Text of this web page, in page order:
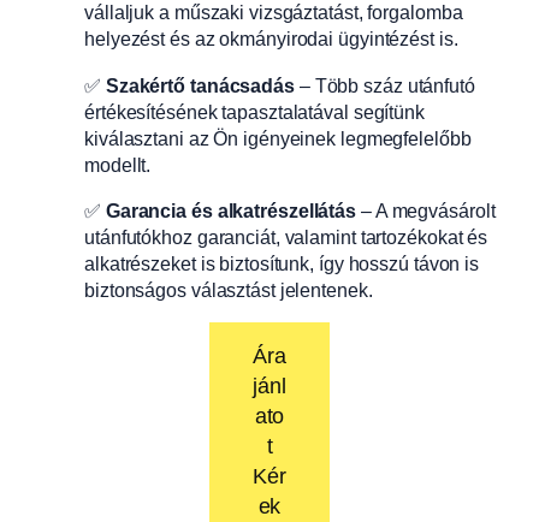
vállaljuk a műszaki vizsgáztatást, forgalomba
helyezést és az okmányirodai ügyintézést is.
✅ Szakértő tanácsadás– Több száz utánfutó
értékesítésének tapasztalatával segítünk
kiválasztani az Ön igényeinek legmegfelelőbb
modellt.
✅ Garancia és alkatrészellátás – A megvásárolt
utánfutókhoz garanciát, valamint tartozékokat és
alkatrészeket is biztosítunk, így hosszú távon is
biztonságos választást jelentenek.
Ára
jánl
ato
t
Kér
ek